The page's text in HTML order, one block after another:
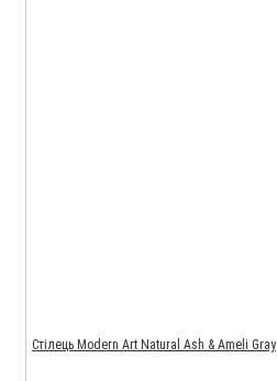
Стілець Modern Art Natural Ash & Ameli Gray